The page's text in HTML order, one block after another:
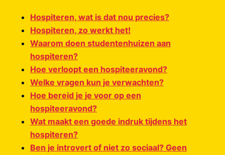
Hospiteren, wat is dat nou precies?
Hospiteren, zo werkt het!
Waarom doen studentenhuizen aan
hospiteren?
Hoe verloopt een hospiteeravond?
Welke vragen kun je verwachten?
Hoe bereid je je voor op een
hospiteeravond?
Wat maakt een goede indruk tijdens het
hospiteren?
Ben je introvert of niet zo sociaal? Geen